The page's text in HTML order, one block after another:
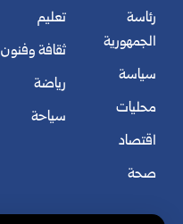
رئاسة
الجمهورية
سياسة
محليات
اقتصاد
صحة
تعليم
ثقافة وفنون
رياضة
سياحة